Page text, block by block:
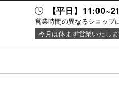
【平日】
営業時間の異なるショップ
今月は休まず営業いたし
イベント